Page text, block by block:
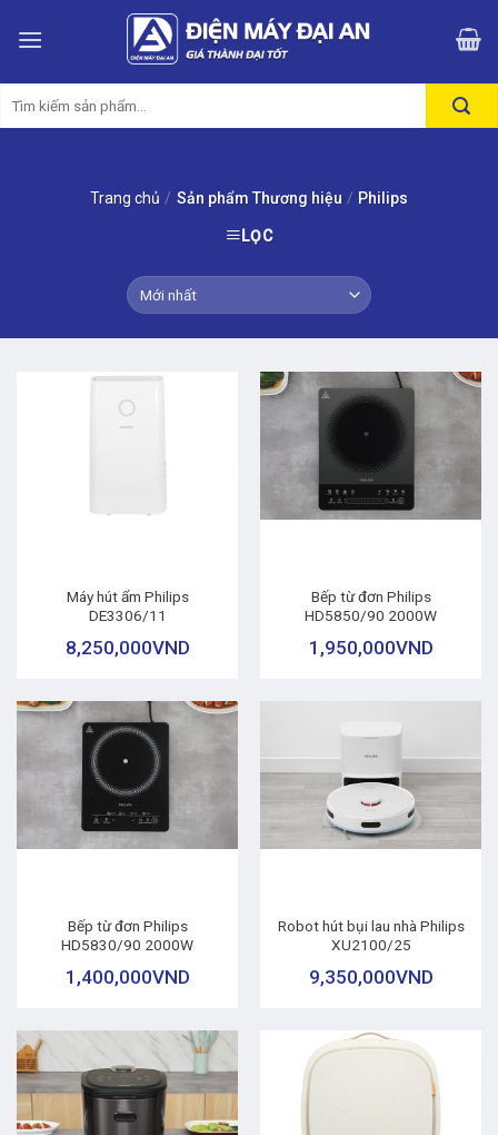
kiếm:
Trang chủ / Sản phẩm Thương hiệu / Philips
LỌC
Máy hút ẩm Philips
DE3306/11
8,250,000VND
Bếp từ đơn Philips
HD5850/90 2000W
1,950,000VND
Bếp từ đơn Philips
HD5830/90 2000W
1,400,000VND
Robot hút bụi lau nhà Philips
XU2100/25
9,350,000VND